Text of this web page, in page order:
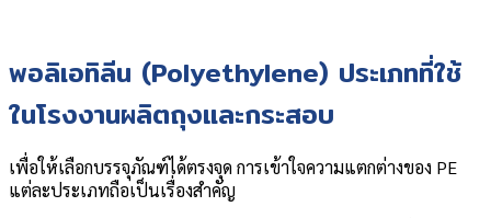
พอลิเอทิลีน (Polyethylene) ประเภทที่ใช้
ในโรงงานผลิตถุงและกระสอบ
เพื่อให้เลือกบรรจุภัณฑ์ได้ตรงจุด การเข้าใจความแตกต่างของ PE
แต่ละประเภทถือเป็นเรื่องสำคัญ